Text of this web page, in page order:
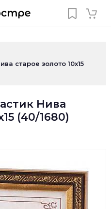
старое золото 10х15
Нива
(40/1680)